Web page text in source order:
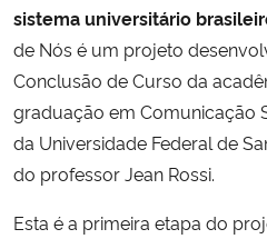
Ministério da Mulher, da Família e dos
Secretaria-Geral
Secretaria de Governo
sistema universitário
de Nós é um projeto
Conclusão de Curso da
graduação em Comunicação
da Universidade Federal de
do professor Jean Rossi.
Esta é a primeira etapa do